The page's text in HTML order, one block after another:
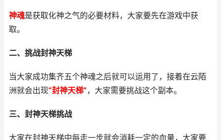
神魂是获取化神之气的必要材料，大家要先在游戏中获
取。
二、挑战封神天梯
当大家成功集齐五个神魂之后就可以运用了，接着在云陌
洲就会出现“封神天梯”，大家需要挑战这个副本。
三、封神天梯挑战
大家在封神天梯中每走一步就会消耗一定的血量，大家要